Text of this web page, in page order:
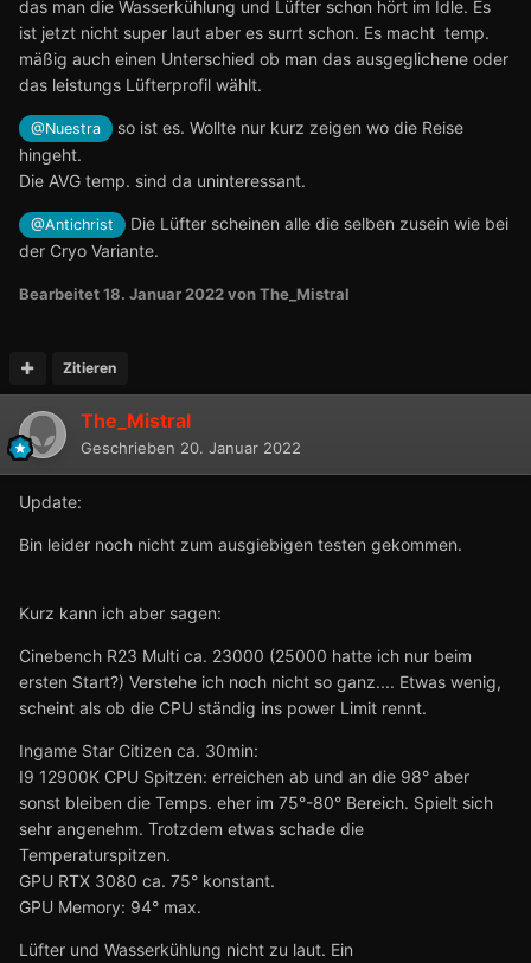
das man die Wasserkühlung und Lüfter schon hört im Idle. Es
ist jetzt nicht super laut aber es surrt schon. Es macht temp.
mäßig auch einen Unterschied ob man das ausgeglichene oder
das leistungs Lüfterprofil wählt.
@Nuestra
so ist es. Wollte nur kurz zeigen wo die Reise
hingeht.
Die AVG temp. sind da uninteressant.
@Antichrist
Die Lüfter scheinen alle die selben zusein wie bei
der Cryo Variante.
Bearbeitet18. Januar 2022von The_Mistral
Zitieren
The_Mistral
Geschrieben 20. Januar 2022
Update:
Bin leider noch nicht zum ausgiebigen testen gekommen.
Kurz kann ich aber sagen:
Cinebench R23 Multi ca. 23000 (25000 hatte ich nur beim
ersten Start?) Verstehe ich noch nicht so ganz.... Etwas wenig,
scheint als ob die CPU ständig ins power Limit rennt.
Ingame Star Citizen ca. 30min:
I9 12900K CPU Spitzen: erreichen ab und an die 98° aber
sonst bleiben die Temps. eher im 75°-80° Bereich. Spielt sich
sehr angenehm. Trotzdem etwas schade die
Temperaturspitzen.
GPU RTX 3080 ca. 75° konstant.
GPU Memory: 94° max.
Lüfter und Wasserkühlung nicht zu laut. Ein